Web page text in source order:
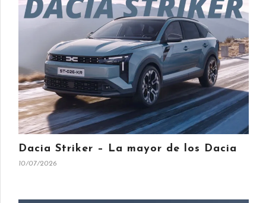
Dacia Striker – La mayor de los Dacia
10/07/2026